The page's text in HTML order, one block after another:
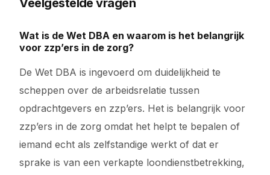
Veelgestelde vragen
Wat is de Wet DBA en waarom is het belangrijk
voor zzp’ers in de zorg?
De Wet DBA is ingevoerd om duidelijkheid te
scheppen over de arbeidsrelatie tussen
opdrachtgevers en zzp’ers. Het is belangrijk voor
zzp’ers in de zorg omdat het helpt te bepalen of
iemand echt als zelfstandige werkt of dat er
sprake is van een verkapte loondienstbetrekking,